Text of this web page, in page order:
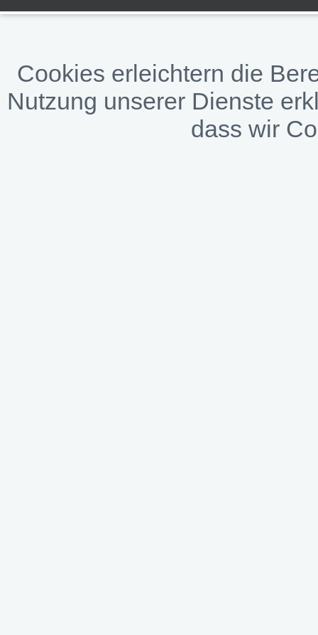
Cookies erleichtern die
Nutzung unserer Dienste
dass wir